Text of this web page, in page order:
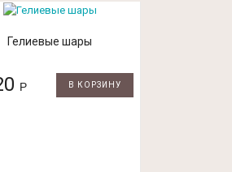
Гелиевые шары
Р В КОРЗИНУ